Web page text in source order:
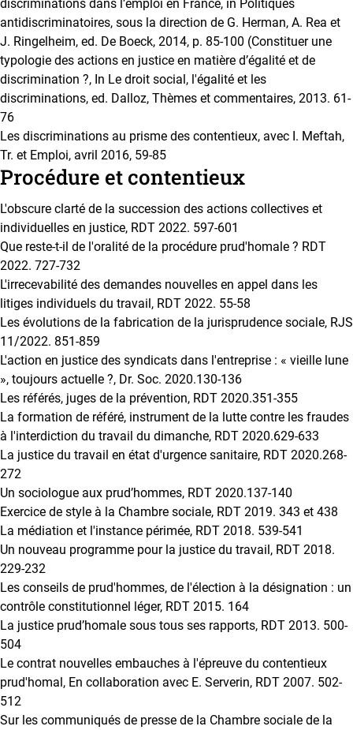
discriminations dans l’emploi en France, in Politiques
antidiscriminatoires, sous la direction de G. Herman, A. Rea et
J. Ringelheim, ed. De Boeck, 2014, p. 85-100 (Constituer une
typologie des actions en justice en matière d’égalité et de
discrimination ?, In Le droit social, l'égalité et les
discriminations, ed. Dalloz, Thèmes et commentaires, 2013. 61-
76
Les discriminations au prisme des contentieux, avec I. Meftah,
Tr. et Emploi, avril 2016, 59-85
Procédure et contentieux
L'obscure clarté de la succession des actions collectives et
individuelles en justice, RDT 2022. 597-601
Que reste-t-il de l'oralité de la procédure prud'homale ? RDT
2022. 727-732
L'irrecevabilité des demandes nouvelles en appel dans les
litiges individuels du travail, RDT 2022. 55-58
Les évolutions de la fabrication de la jurisprudence sociale, RJS
11/2022. 851-859
L'action en justice des syndicats dans l'entreprise : « vieille lune
», toujours actuelle ?, Dr. Soc. 2020.130-136
Les référés, juges de la prévention, RDT 2020.351-355
La formation de référé, instrument de la lutte contre les fraudes
à l'interdiction du travail du dimanche, RDT 2020.629-633
La justice du travail en état d'urgence sanitaire, RDT 2020.268-
272
Un sociologue aux prud’hommes, RDT 2020.137-140
Exercice de style à la Chambre sociale, RDT 2019. 343 et 438
La médiation et l'instance périmée, RDT 2018. 539-541
Un nouveau programme pour la justice du travail, RDT 2018.
229-232
Les conseils de prud'hommes, de l'élection à la désignation : un
contrôle constitutionnel léger, RDT 2015. 164
La justice prud’homale sous tous ses rapports, RDT 2013. 500-
504
Le contrat nouvelles embauches à l'épreuve du contentieux
prud'homal, En collaboration avec E. Serverin, RDT 2007. 502-
512
Sur les communiqués de presse de la Chambre sociale de la